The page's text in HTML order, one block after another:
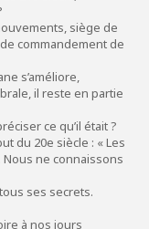
siège de
commandement de
s’améliore,
il reste en partie
ce qu’il était ?
du 20e siècle : « Les
ne connaissons
ses secrets.
à nos jours